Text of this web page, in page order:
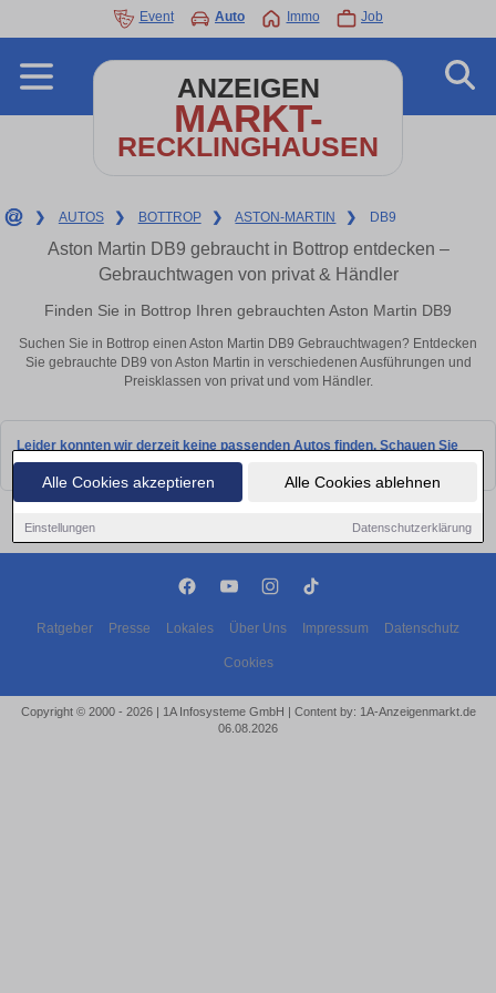
Alle Cookies akzeptieren Alle Cookies ablehnen
Einstellungen Datenschutzerklärung
Event Auto Immo Job
ANZEIGEN
MARKT-
RECKLINGHAUSEN
❯ AUTOS ❯ BOTTROP ❯ ASTON-MARTIN ❯ DB9
Aston Martin DB9 gebraucht in Bottrop entdecken –
Gebrauchtwagen von privat & Händler
Finden Sie in Bottrop Ihren gebrauchten Aston Martin DB9
Suchen Sie in Bottrop einen Aston Martin DB9 Gebrauchtwagen? Entdecken
Sie gebrauchte DB9 von Aston Martin in verschiedenen Ausführungen und
Preisklassen von privat und vom Händler.
Leider konnten wir derzeit keine passenden Autos finden. Schauen Sie
bald wieder vorbei!
Ratgeber Presse Lokales Über Uns Impressum Datenschutz
Cookies
Copyright © 2000 - 2026 | 1A Infosysteme GmbH | Content by: 1A-Anzeigenmarkt.de
06.08.2026